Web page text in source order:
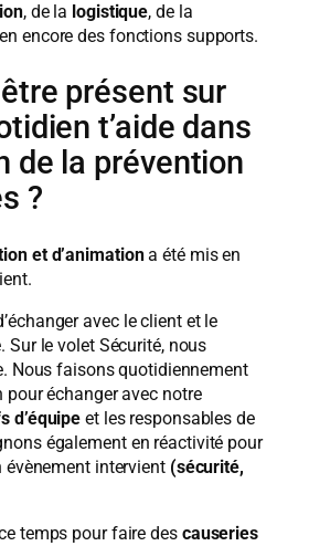
, de la logistique, de la
encore des fonctions supports.
présent sur
t’aide dans
de la prévention
?
et d’animationa été mis en
avec le client et le
Sur le volet Sécurité, nous
Nous faisons quotidiennement
pour échanger avec notre
d’équipeet les responsables de
également en réactivité pour
évènement intervient (sécurité,
temps pour faire des causeries